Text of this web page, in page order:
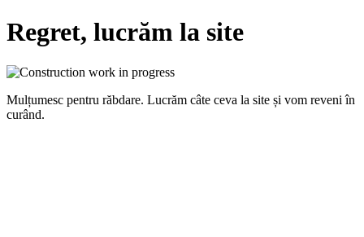
Regret, lucrăm la site
Mulțumesc pentru răbdare. Lucrăm câte ceva la site și vom reveni în
curând.